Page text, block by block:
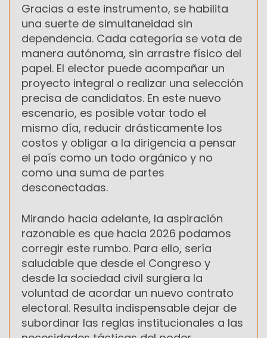
Gracias a este instrumento, se habilita
una suerte de simultaneidad sin
dependencia. Cada categoría se vota de
manera autónoma, sin arrastre físico del
papel. El elector puede acompañar un
proyecto integral o realizar una selección
precisa de candidatos. En este nuevo
escenario, es posible votar todo el
mismo día, reducir drásticamente los
costos y obligar a la dirigencia a pensar
el país como un todo orgánico y no
como una suma de partes
desconectadas.
Mirando hacia adelante, la aspiración
razonable es que hacia 2026 podamos
corregir este rumbo. Para ello, sería
saludable que desde el Congreso y
desde la sociedad civil surgiera la
voluntad de acordar un nuevo contrato
electoral. Resulta indispensable dejar de
subordinar las reglas institucionales a las